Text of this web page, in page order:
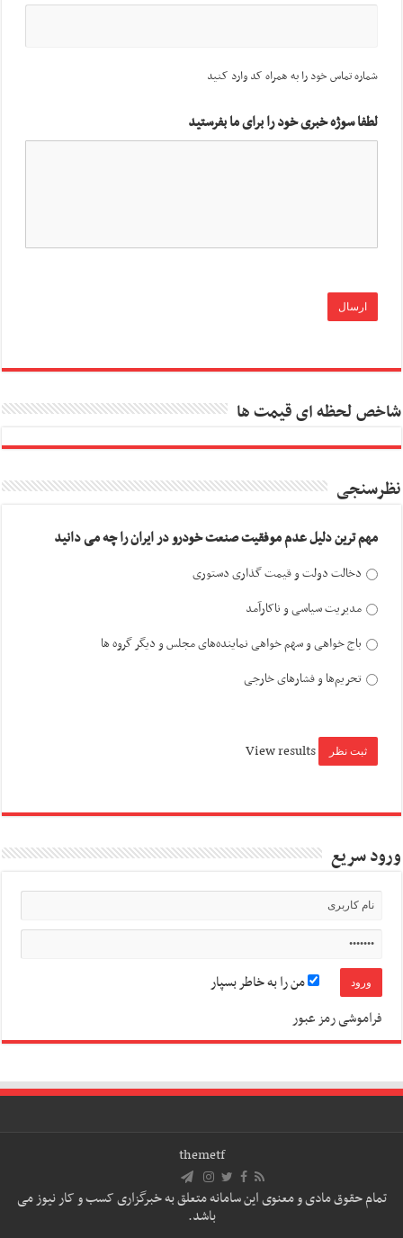
شماره تماس خود را به همراه کد وارد کنید
لطفا سوژه خبری خود را برای ما بفرستید
شاخص لحظه ای قیمت ها
نظرسنجی
مهم ترین دلیل عدم موفقیت صنعت خودرو در ایران را چه می دانید
دخالت دولت و قیمت گذاری دستوری
مدیریت سیاسی و ناکارآمد
باج خواهی و سهم خواهی نماینده‌های مجلس و دیگر گروه ها
تحریم‌ها و فشارهای خارجی
View results
ورود سریع
من را به خاطر بسپار
فراموشی رمز عبور
themetf
تمام حقوق مادی و معنوی این سامانه متعلق به خبرگزاری کسب و کار نیوز می
باشد.